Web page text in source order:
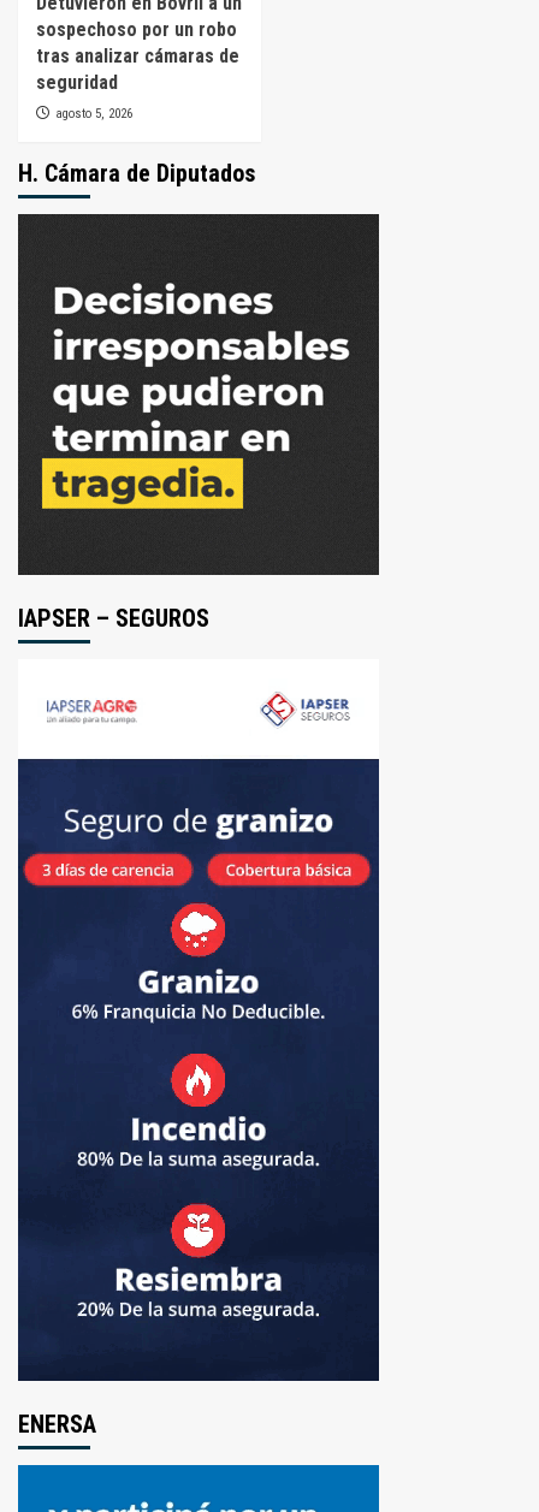
sospechoso por un robo
tras analizar cámaras de
seguridad
agosto 5, 2026
H. Cámara de Diputados
IAPSER – SEGUROS
ENERSA